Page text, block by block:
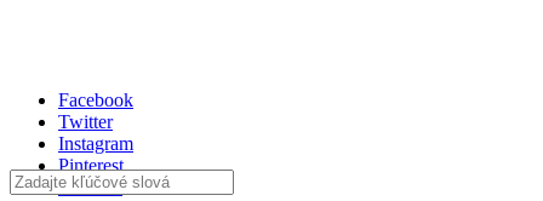
Facebook
Twitter
Instagram
Pinterest
Youtube